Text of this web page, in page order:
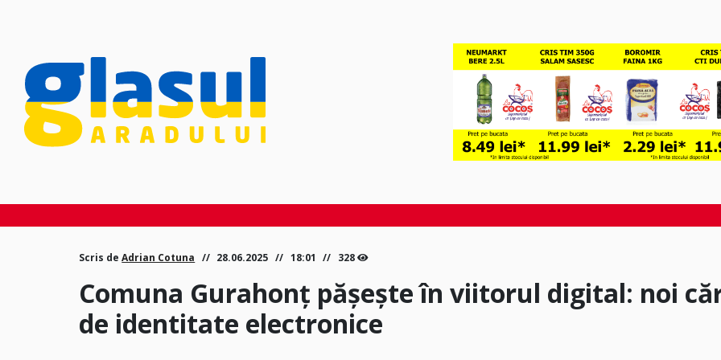
Scris deAdrian Cotuna 28.06.2025 18:01 328
Comuna Gurahonț pășește în viitorul digital: noi
de identitate electronice